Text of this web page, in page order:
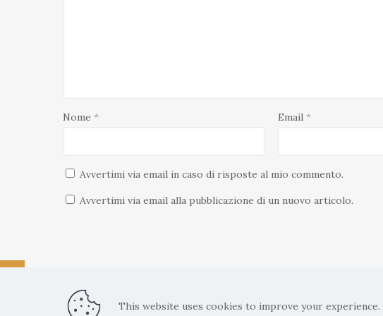
Nome * Email *
Avvertimi via email in caso di risposte al mio commento.
Avvertimi via email alla pubblicazione di un nuovo articolo.
Copyright: La Belvedere Mendrisio 2024
This website uses cookies to improve your